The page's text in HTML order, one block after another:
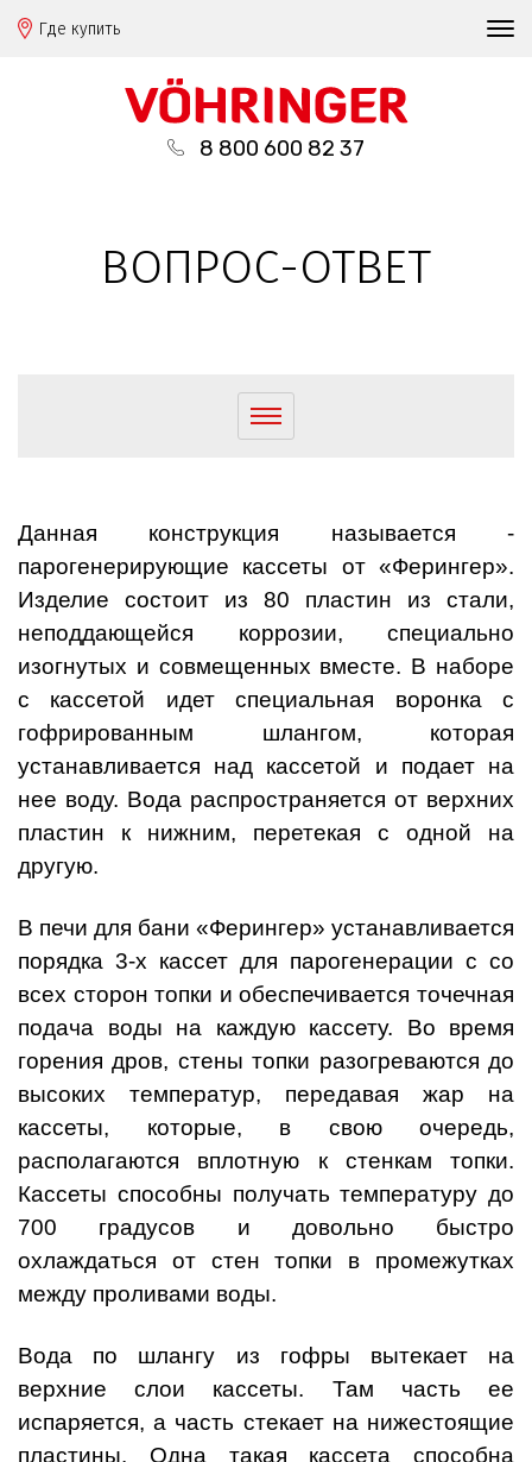
Где купить
8 800 600 82 37
ВОПРОС-ОТВЕТ
Данная конструкция называется -
парогенерирующие кассеты от «Ферингер».
Изделие состоит из 80 пластин из стали,
неподдающейся коррозии, специально
изогнутых и совмещенных вместе. В наборе
с кассетой идет специальная воронка с
гофрированным шлангом, которая
устанавливается над кассетой и подает на
нее воду. Вода распространяется от верхних
пластин к нижним, перетекая с одной на
другую.
В печи для бани «Ферингер» устанавливается
порядка 3-х кассет для парогенерации с со
всех сторон топки и обеспечивается точечная
подача воды на каждую кассету. Во время
горения дров, стены топки разогреваются до
высоких температур, передавая жар на
кассеты, которые, в свою очередь,
располагаются вплотную к стенкам топки.
Кассеты способны получать температуру до
700 градусов и довольно быстро
охлаждаться от стен топки в промежутках
между проливами воды.
Вода по шлангу из гофры вытекает на
верхние слои кассеты. Там часть ее
испаряется, а часть стекает на нижестоящие
пластины. Одна такая кассета способна